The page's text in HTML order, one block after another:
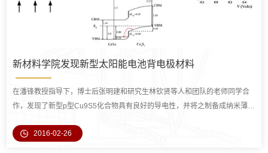
新材料学院发现新型太阳能电池背电极材料
在潘锋教授指导下，博士后张明建和研究生林钦贤等人和团队的老师同学合
作，发现了新型p型Cu9S5化合物具有良好的导电性，并将之制备成纳米薄
2016-02-26